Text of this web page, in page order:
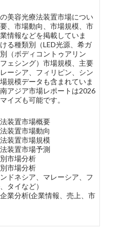
美容光療法装置市場につい
、市場動向、市場規模、市
情報などを掲載していま
る種類別（LED光源、希ガ
（ボディコントゥアリン
ェシング）市場規模、主要
ーシア、フィリピン、シン
規模データも含まれていま
アジア市場レポートは2026
イズも可能です。
装置市場概要
装置市場動向
装置市場規模
装置市場予測
市場分析
市場分析
ドネシア、マレーシア、フ
タイなど）
業分析(企業情報、売上、市